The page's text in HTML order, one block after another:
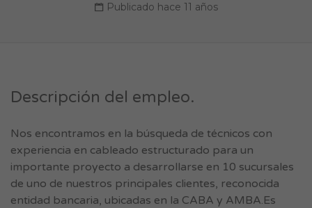
Publicado hace 11 años
Descripción del empleo.
Nos encontramos en la búsqueda de técnicos con
experiencia en cableado estructurado para un
importante proyecto a desarrollarse en 10 sucursales
de uno de nuestros principales clientes, reconocida
entidad bancaria, ubicadas en la CABA y AMBA.Es